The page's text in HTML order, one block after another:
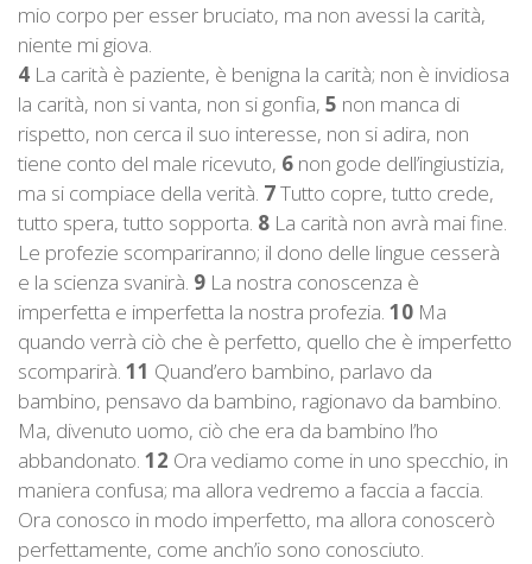
mio corpo per esser bruciato, ma non avessi la carità,
niente mi giova.
4 La carità è paziente, è benigna la carità; non è invidiosa
la carità, non si vanta, non si gonfia, 5 non manca di
rispetto, non cerca il suo interesse, non si adira, non
tiene conto del male ricevuto, 6 non gode dell’ingiustizia,
ma si compiace della verità. 7Tutto copre, tutto crede,
tutto spera, tutto sopporta. 8 La carità non avrà mai fine.
Le profezie scompariranno; il dono delle lingue cesserà
e la scienza svanirà. 9 La nostra conoscenza è
imperfetta e imperfetta la nostra profezia. 10 Ma
quando verrà ciò che è perfetto, quello che è imperfetto
scomparirà. 11 Quand’ero bambino, parlavo da
bambino, pensavo da bambino, ragionavo da bambino.
Ma, divenuto uomo, ciò che era da bambino l’ho
abbandonato. 12 Ora vediamo come in uno specchio, in
maniera confusa; ma allora vedremo a faccia a faccia.
Ora conosco in modo imperfetto, ma allora conoscerò
perfettamente, come anch’io sono conosciuto.